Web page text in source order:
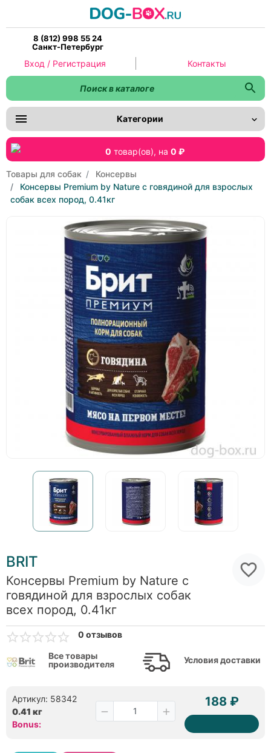
8 (812) 998 55 24
Санкт-Петербург
0 товар(ов), на 0 ₽
Категории
Вход / Регистрация Контакты
Товары для собак
Консервы
Консервы Premium by Nature с говядиной для взрослых
собак всех пород, 0.41кг
BRIT
Консервы Premium by Nature с
говядиной для взрослых собак
всех пород, 0.41кг
0 отзывов
Все товары
производителя
Условия доставки
Артикул: 58342
0.41 кг
Bonus:
188 ₽